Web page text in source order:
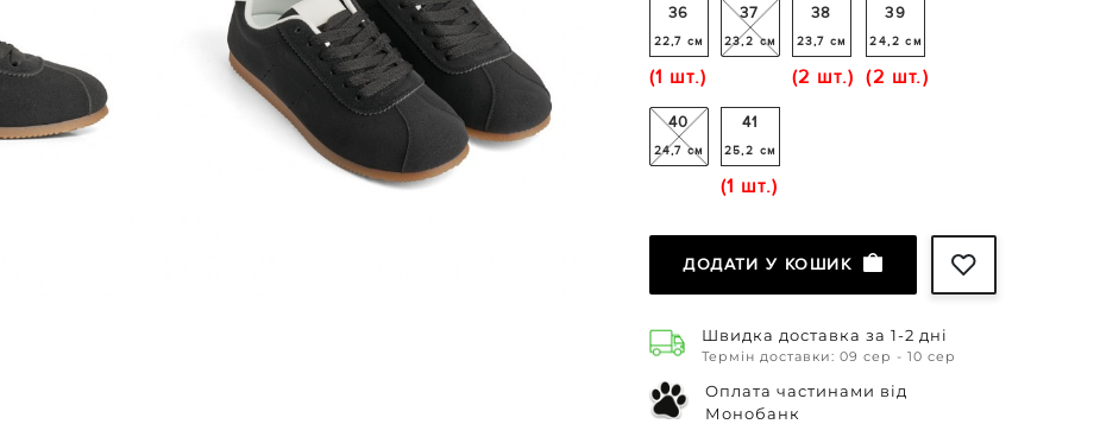
36
22,7 см
(1 шт.)
37
23,2 см
38
23,7 см
(2 шт.)
39
24,2 см
(2 шт.)
40
24,7 см
41
25,2 см
(1 шт.)
ДОДАТИ У КОШИК
Швидка доставка за 1-2 дні
Термін доставки: 09 сер - 10 сер
Оплата частинами від
Монобанк